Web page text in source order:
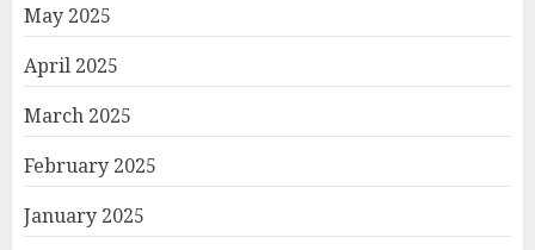
May 2025
April 2025
March 2025
February 2025
January 2025